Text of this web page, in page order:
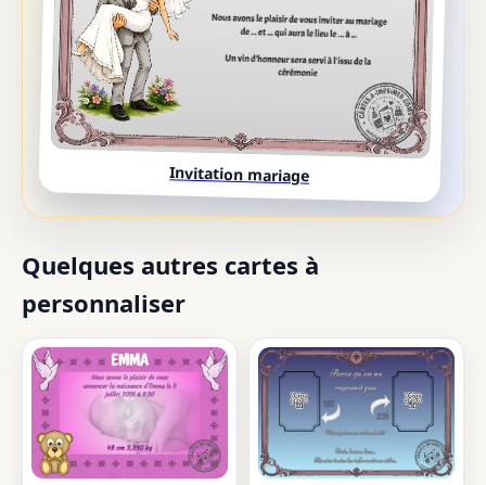
Invitation mariage
Quelques autres cartes à
personnaliser